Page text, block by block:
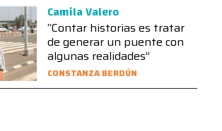
Camila Valero
“Contar historias es tratar
de generar un puente con
algunas realidades”
CONSTANZA BERDÚN